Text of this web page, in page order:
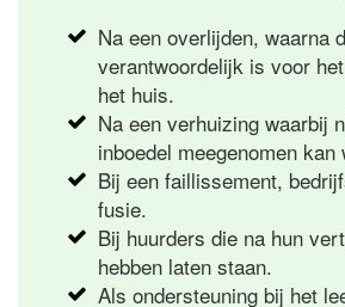
Na een overlijden, waarna
verantwoordelijk is voor
het huis.
Na een verhuizing waarbij
inboedel meegenomen kan
Bij een faillissement,
fusie.
Bij huurders die na hun
hebben laten staan.
Als ondersteuning bij het